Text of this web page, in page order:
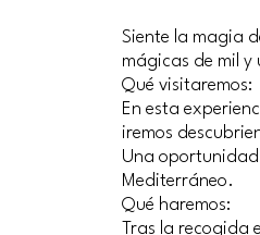
Siente la magia
mágicas de mil
Qué visitaremos:
En esta
iremos
Una
Mediterráneo.
Qué haremos:
Tras la recogida